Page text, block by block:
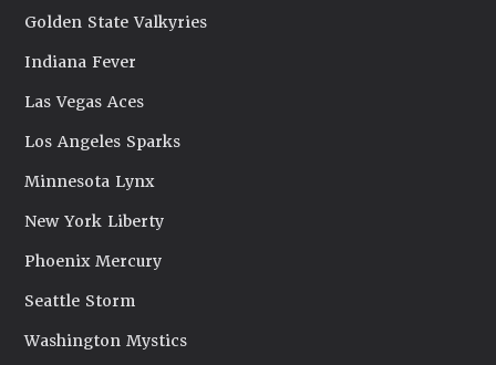
Golden State Valkyries
Indiana Fever
Las Vegas Aces
Los Angeles Sparks
Minnesota Lynx
New York Liberty
Phoenix Mercury
Seattle Storm
Washington Mystics